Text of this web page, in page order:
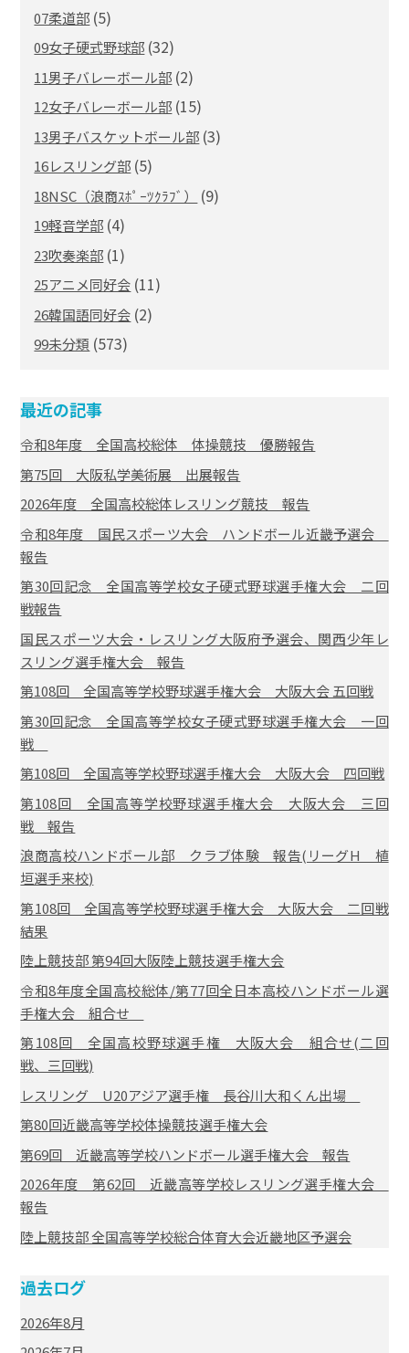
07柔道部 (5)
09女子硬式野球部 (32)
11男子バレーボール部 (2)
12女子バレーボール部 (15)
13男子バスケットボール部 (3)
16レスリング部 (5)
18NSC（浪商ｽﾎﾟｰﾂｸﾗﾌﾞ） (9)
19軽音学部 (4)
23吹奏楽部 (1)
25アニメ同好会 (11)
26韓国語同好会 (2)
99未分類 (573)
最近の記事
令和8年度 全国高校総体 体操競技 優勝報告
第75回 大阪私学美術展 出展報告
2026年度 全国高校総体レスリング競技 報告
令和8年度 国民スポーツ大会 ハンドボール近畿予選会
報告
第30回記念 全国高等学校女子硬式野球選手権大会 二回
戦報告
国民スポーツ大会・レスリング大阪府予選会、関西少年レ
スリング選手権大会 報告
第108回 全国高等学校野球選手権大会 大阪大会 五回戦
第30回記念 全国高等学校女子硬式野球選手権大会 一回
戦
第108回 全国高等学校野球選手権大会 大阪大会 四回戦
第108回 全国高等学校野球選手権大会 大阪大会 三回
戦 報告
浪商高校ハンドボール部 クラブ体験 報告(リーグH 植
垣選手来校)
第108回 全国高等学校野球選手権大会 大阪大会 二回戦
結果
陸上競技部 第94回大阪陸上競技選手権大会
令和8年度全国高校総体/第77回全日本高校ハンドボール選
手権大会 組合せ
第108回 全国高校野球選手権 大阪大会 組合せ(二回
戦、三回戦)
レスリング U20アジア選手権 長谷川大和くん出場
第80回近畿高等学校体操競技選手権大会
第69回 近畿高等学校ハンドボール選手権大会 報告
2026年度 第62回 近畿高等学校レスリング選手権大会
報告
陸上競技部 全国高等学校総合体育大会近畿地区予選会
過去ログ
2026年8月